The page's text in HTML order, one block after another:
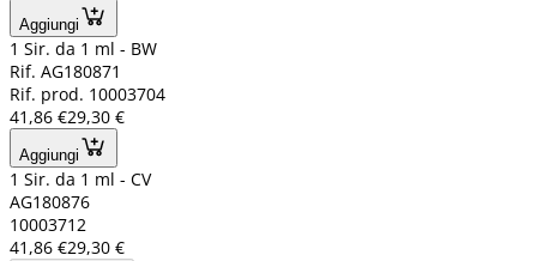
Aggiungi
1 Sir. da 1 ml - BW
Rif. AG180871
Rif. prod. 10003704
41,86 €29,30 €
Aggiungi
1 Sir. da 1 ml - CV
AG180876
10003712
41,86 €29,30 €